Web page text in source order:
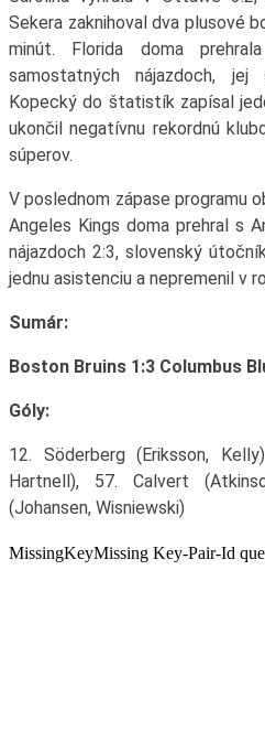
Sekera zaknihoval dva plusové
minút. Florida doma
samostatných nájazdoch,
Kopecký do štatistík zapísal
ukončil negatívnu rekordnú
súperov.
V poslednom zápase programu
Angeles Kings doma prehral s
nájazdoch 2:3, slovenský
jednu asistenciu a nepremenil v
Sumár:
Boston Bruins 1:3 Columbus
Góly:
12. Söderberg (Eriksson,
Hartnell), 57. Calvert
(Johansen, Wisniewski)